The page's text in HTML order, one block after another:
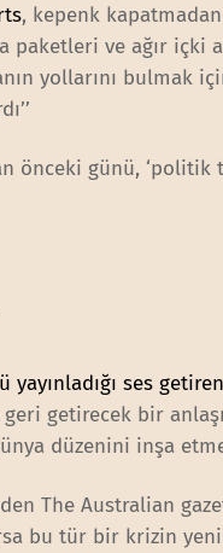
, kepenk
paketleri ve ağır
yollarını bulmak
önceki günü,
yayınladığı ses
getirecek bir
düzenini inşa
The Australian
bu tür bir krizin